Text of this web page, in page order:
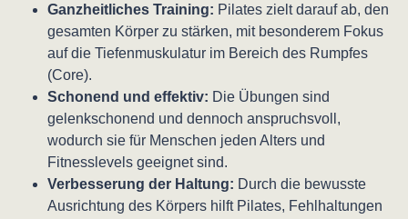
Ganzheitliches Training: Pilates zielt darauf ab, den
gesamten Körper zu stärken, mit besonderem Fokus
auf die Tiefenmuskulatur im Bereich des Rumpfes
(Core).
Schonend und effektiv: Die Übungen sind
gelenkschonend und dennoch anspruchsvoll,
wodurch sie für Menschen jeden Alters und
Fitnesslevels geeignet sind.
Verbesserung der Haltung: Durch die bewusste
Ausrichtung des Körpers hilft Pilates, Fehlhaltungen